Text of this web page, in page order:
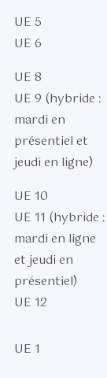
UE 5
UE 6
UE 8
UE 9 (hybride :
mardi en
présentiel et
jeudi en ligne)
UE 10
UE 11 (hybride :
mardi en ligne
et jeudi en
présentiel)
UE 12
UE 1